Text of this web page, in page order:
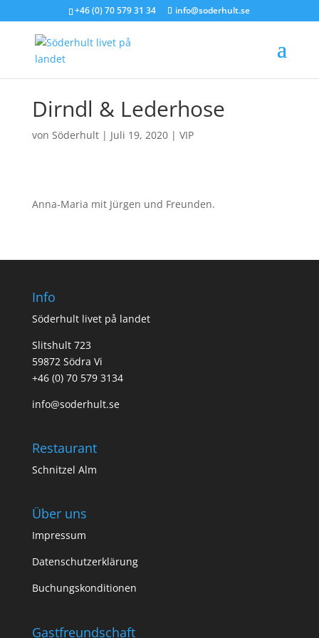
+46 (0) 70 579 31 34 info@soderhult.se
Dirndl & Lederhose
von Söderhult| Juli 19, 2020| VIP
Anna-Maria mit Jürgen und Freunden.
Info
Söderhult livet på landet
Slitshult 723
59872 Södra Vi
+46 (0) 70 579 3134
info@soderhult.se
Restaurant
Schnitzel Alm
Über uns
Impressum
Datenschutzerklärung
Buchungskonditionen
Gastfreundschaft